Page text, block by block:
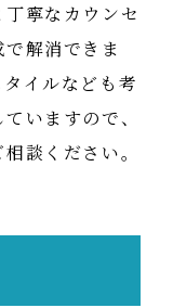
寧なカウンセ
解消できま
イルなども考
いますので、
談ください。